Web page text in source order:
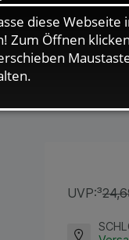
Jobs
UVP:³